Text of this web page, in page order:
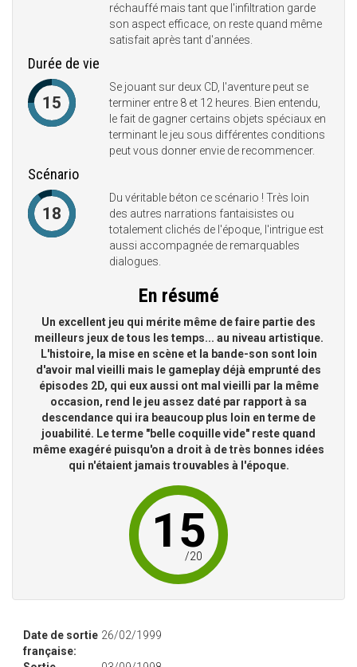
réchauffé mais tant que l'infiltration garde
son aspect efficace, on reste quand même
satisfait après tant d'années.
Durée de vie
15
Se jouant sur deux CD, l'aventure peut se
terminer entre 8 et 12 heures. Bien entendu,
le fait de gagner certains objets spéciaux en
terminant le jeu sous différentes conditions
peut vous donner envie de recommencer.
Scénario
18
Du véritable béton ce scénario ! Très loin
des autres narrations fantaisistes ou
totalement clichés de l'époque, l'intrigue est
aussi accompagnée de remarquables
dialogues.
En résumé
Un excellent jeu qui mérite même de faire partie des
meilleurs jeux de tous les temps... au niveau artistique.
L'histoire, la mise en scène et la bande-son sont loin
d'avoir mal vieilli mais le gameplay déjà emprunté des
épisodes 2D, qui eux aussi ont mal vieilli par la même
occasion, rend le jeu assez daté par rapport à sa
descendance qui ira beaucoup plus loin en terme de
jouabilité. Le terme "belle coquille vide" reste quand
même exagéré puisqu'on a droit à de très bonnes idées
qui n'étaient jamais trouvables à l'époque.
15
/20
Date de sortie
française:
26/02/1999